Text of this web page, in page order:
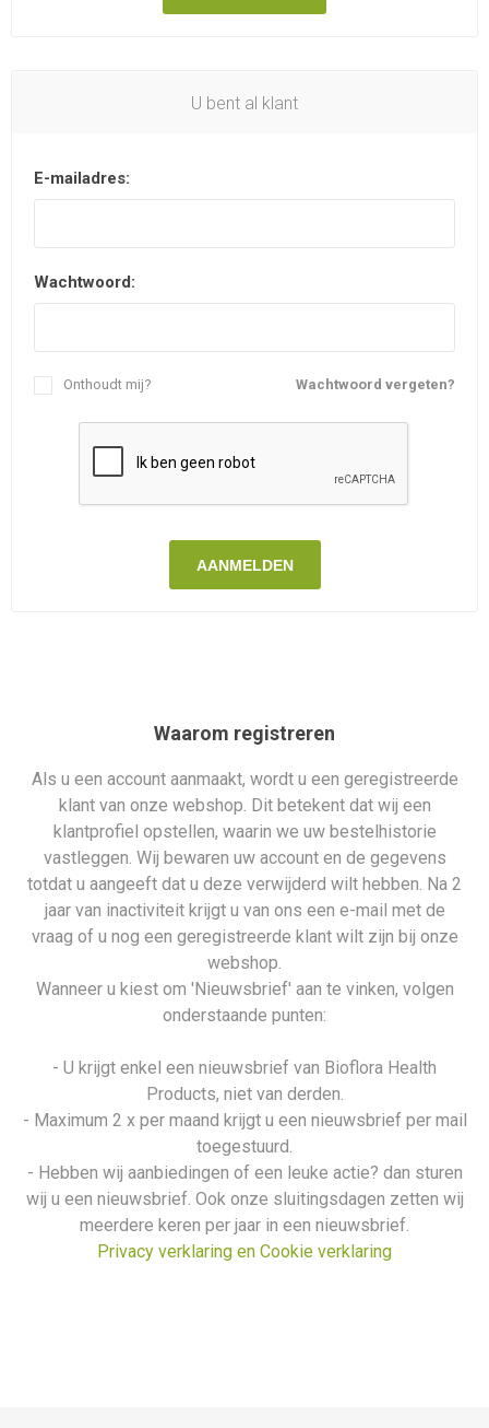
U bent al klant
E-mailadres:
Wachtwoord:
Wachtwoord vergeten?
Onthoudt mij?
AANMELDEN
Waarom registreren
Als u een account aanmaakt, wordt u een geregistreerde
klant van onze webshop. Dit betekent dat wij een
klantprofiel opstellen, waarin we uw bestelhistorie
vastleggen. Wij bewaren uw account en de gegevens
totdat u aangeeft dat u deze verwijderd wilt hebben. Na 2
jaar van inactiviteit krijgt u van ons een e-mail met de
vraag of u nog een geregistreerde klant wilt zijn bij onze
webshop.
Wanneer u kiest om 'Nieuwsbrief' aan te vinken, volgen
onderstaande punten:
- U krijgt enkel een nieuwsbrief van Bioflora Health
Products, niet van derden.
- Maximum 2 x per maand krijgt u een nieuwsbrief per mail
toegestuurd.
- Hebben wij aanbiedingen of een leuke actie? dan sturen
wij u een nieuwsbrief. Ook onze sluitingsdagen zetten wij
meerdere keren per jaar in een nieuwsbrief.
Privacy verklaring en Cookie verklaring